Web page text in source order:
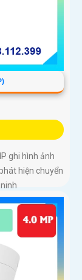
ghi hình ảnh
hiện chuyển